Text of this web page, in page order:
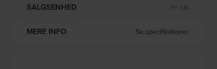
SALGSENHED Pr. stk
MERE INFO Se specifikationer